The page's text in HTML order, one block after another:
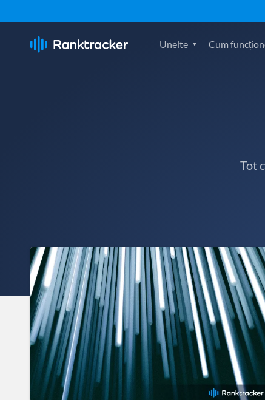
Unelte Cum
Tot